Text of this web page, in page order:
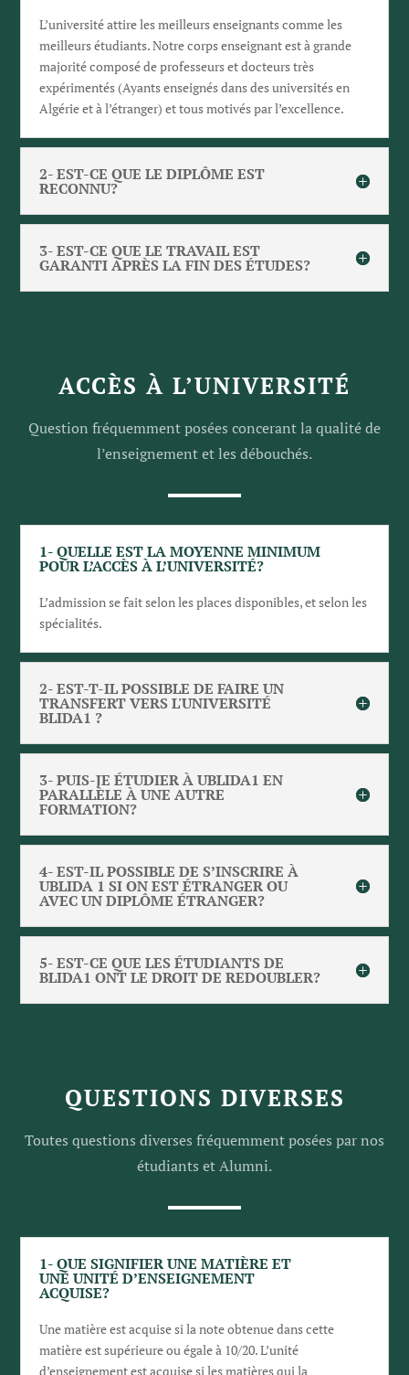
L’université attire les meilleurs enseignants comme les
meilleurs étudiants. Notre corps enseignant est à grande
majorité composé de professeurs et docteurs très
expérimentés (Ayants enseignés dans des universités en
Algérie et à l’étranger) et tous motivés par l’excellence.
2- EST-CE QUE LE DIPLÔME EST
RECONNU?
3- EST-CE QUE LE TRAVAIL EST
GARANTI APRÈS LA FIN DES ÉTUDES?
ACCÈS À L’UNIVERSITÉ
Question fréquemment posées concerant laqualité de
l’enseignement et les débouchés.
1- QUELLE EST LA MOYENNE MINIMUM
POUR L’ACCÈS À L’UNIVERSITÉ?
L’admission se fait selon les places disponibles, et selon les
spécialités.
2- EST-T-IL POSSIBLE DE FAIRE UN
TRANSFERT VERS L'UNIVERSITÉ
BLIDA1 ?
3- PUIS-JE ÉTUDIER À UBLIDA1 EN
PARALLÈLE À UNE AUTRE
FORMATION?
4- EST-IL POSSIBLE DE S’INSCRIRE À
UBLIDA 1 SI ON EST ÉTRANGER OU
AVEC UN DIPLÔME ÉTRANGER?
5- EST-CE QUE LES ÉTUDIANTS DE
BLIDA1 ONT LE DROIT DE REDOUBLER?
QUESTIONS DIVERSES
Toutes questions diverses fréquemment posées par nos
étudiants et Alumni.
1- QUE SIGNIFIER UNE MATIÈRE ET
UNE UNITÉ D’ENSEIGNEMENT
ACQUISE?
Une matière est acquise si la note obtenue dans cette
matière est supérieure ou égale à 10/20. L’unité
d’enseignement est acquise si les matières qui la